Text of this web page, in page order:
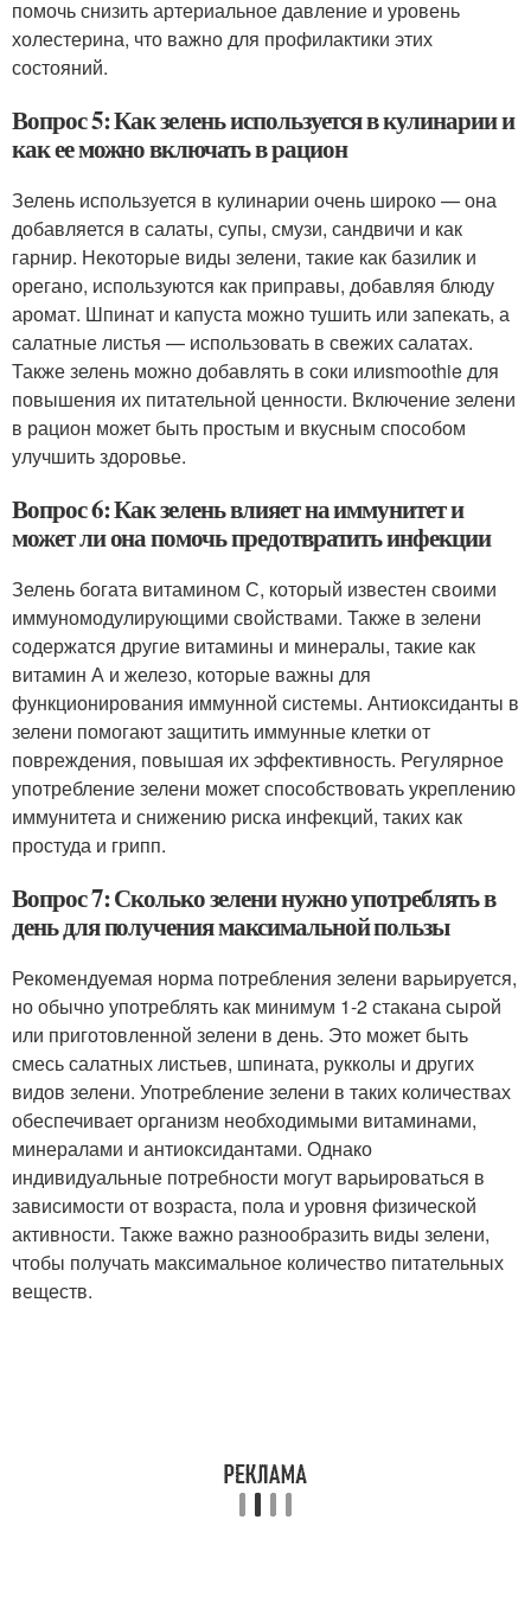
помочь снизить артериальное давление и уровень
холестерина, что важно для профилактики этих
состояний.
Вопрос 5: Как зелень используется в кулинарии и
как ее можно включать в рацион
Зелень используется в кулинарии очень широко — она
добавляется в салаты, супы, смузи, сандвичи и как
гарнир. Некоторые виды зелени, такие как базилик и
орегано, используются как приправы, добавляя блюду
аромат. Шпинат и капуста можно тушить или запекать, а
салатные листья — использовать в свежих салатах.
Также зелень можно добавлять в соки илиsmoothie для
повышения их питательной ценности. Включение зелени
в рацион может быть простым и вкусным способом
улучшить здоровье.
Вопрос 6: Как зелень влияет на иммунитет и
может ли она помочь предотвратить инфекции
Зелень богата витамином С, который известен своими
иммуномодулирующими свойствами. Также в зелени
содержатся другие витамины и минералы, такие как
витамин А и железо, которые важны для
функционирования иммунной системы. Антиоксиданты в
зелени помогают защитить иммунные клетки от
повреждения, повышая их эффективность. Регулярное
употребление зелени может способствовать укреплению
иммунитета и снижению риска инфекций, таких как
простуда и грипп.
Вопрос 7: Сколько зелени нужно употреблять в
день для получения максимальной пользы
Рекомендуемая норма потребления зелени варьируется,
но обычно употреблять как минимум 1-2 стакана сырой
или приготовленной зелени в день. Это может быть
смесь салатных листьев, шпината, рукколы и других
видов зелени. Употребление зелени в таких количествах
обеспечивает организм необходимыми витаминами,
минералами и антиоксидантами. Однако
индивидуальные потребности могут варьироваться в
зависимости от возраста, пола и уровня физической
активности. Также важно разнообразить виды зелени,
чтобы получать максимальное количество питательных
веществ.